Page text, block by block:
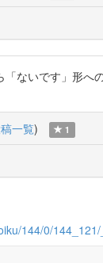
「ないです」形
一覧) 1
144/0/